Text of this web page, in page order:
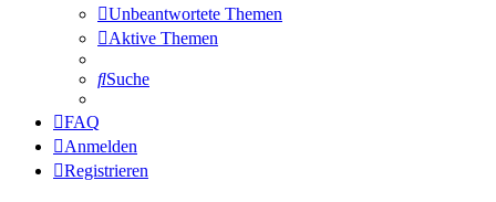
Unbeantwortete Themen
Aktive Themen
Suche
FAQ
Anmelden
Registrieren